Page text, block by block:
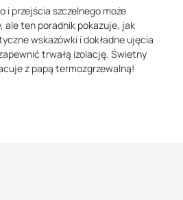
i przejścia szczelnego może
ale ten poradnik pokazuje, jak
wskazówki i dokładne ujęcia
trwałą izolację. Świetny
z papą termozgrzewalną!